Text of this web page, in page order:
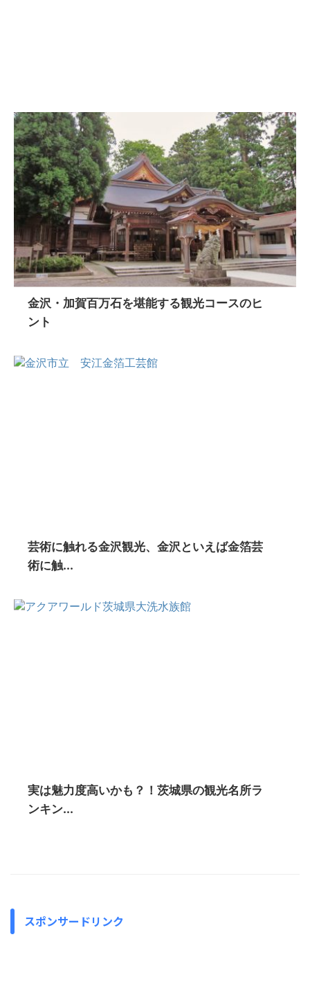
金沢・加賀百万石を堪能する観光コースのヒ
ント
芸術に触れる金沢観光、金沢といえば金箔芸
術に触...
実は魅力度高いかも？！茨城県の観光名所ラ
ンキン...
スポンサードリンク